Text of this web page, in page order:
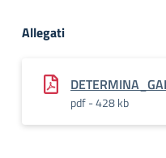
Allegati
pdf - 428 kb